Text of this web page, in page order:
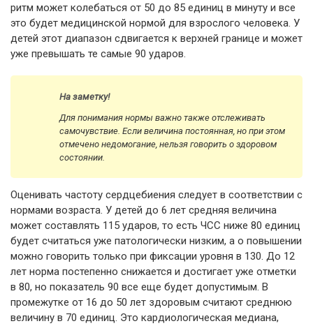
ритм может колебаться от 50 до 85 единиц в минуту и все
это будет медицинской нормой для взрослого человека. У
детей этот диапазон сдвигается к верхней границе и может
уже превышать те самые 90 ударов.
На заметку!
Для понимания нормы важно также отслеживать
самочувствие. Если величина постоянная, но при этом
отмечено недомогание, нельзя говорить о здоровом
состоянии.
Оценивать частоту сердцебиения следует в соответствии с
нормами возраста. У детей до 6 лет средняя величина
может составлять 115 ударов, то есть ЧСС ниже 80 единиц
будет считаться уже патологически низким, а о повышении
можно говорить только при фиксации уровня в 130. До 12
лет норма постепенно снижается и достигает уже отметки
в 80, но показатель 90 все еще будет допустимым. В
промежутке от 16 до 50 лет здоровым считают среднюю
величину в 70 единиц. Это кардиологическая медиана,